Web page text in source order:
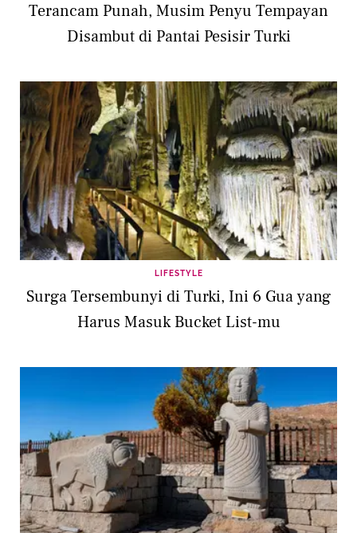
Terancam Punah, Musim Penyu Tempayan
Disambut di Pantai Pesisir Turki
LIFESTYLE
Surga Tersembunyi di Turki, Ini 6 Gua yang
Harus Masuk Bucket List-mu